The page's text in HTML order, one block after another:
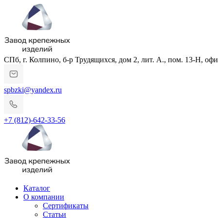
СПб, г. Колпино, б-р Трудящихся, дом 2, лит. А., пом. 13-Н,
spbzki@yandex.ru
+7 (812)-642-33-56
Каталог
О компании
Сертификаты
Статьи